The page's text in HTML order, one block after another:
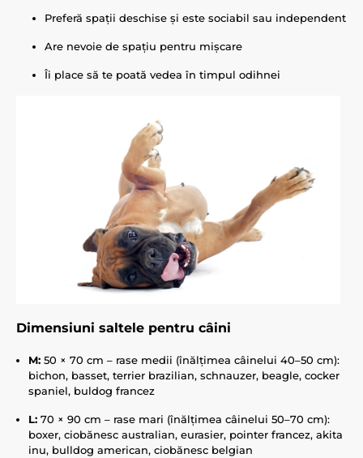
Preferă spații deschise și este sociabil sau independent
Are nevoie de spațiu pentru mișcare
Îi place să te poată vedea în timpul odihnei
Dimensiuni saltele pentru câini
M: 50 × 70 cm – rase medii (înălțimea câinelui 40–50 cm):
bichon, basset, terrier brazilian, schnauzer, beagle, cocker
spaniel, buldog francez
L: 70 × 90 cm – rase mari (înălțimea câinelui 50–70 cm):
boxer, ciobănesc australian, eurasier, pointer francez, akita
inu, bulldog american, ciobănesc belgian